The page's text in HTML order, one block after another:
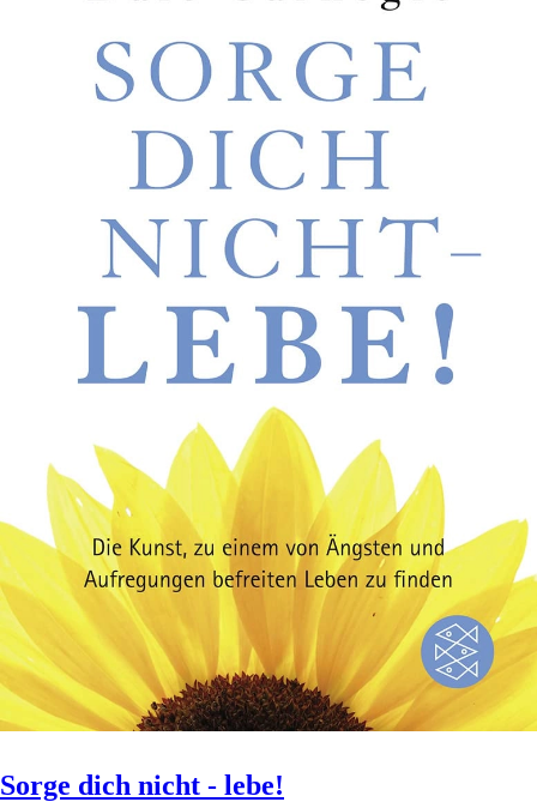
Sorge dich nicht - lebe!